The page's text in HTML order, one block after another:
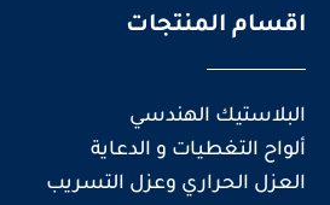
اقسام المنتجات
البلاستيك الهندسي
ألواح التغطيات و الدعاية
العزل الحراري وعزل التسريب